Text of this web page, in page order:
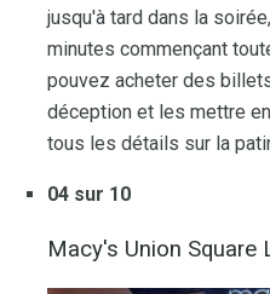
jusqu'à tard dans la
minutes commençant
pouvez acheter des
déception et les mettre
tous les détails sur la
04 sur 10
Macy's Union Square